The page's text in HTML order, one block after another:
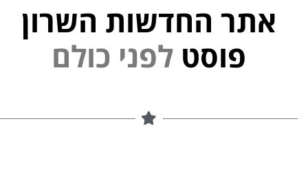
אתר החדשות השרון
פוסט